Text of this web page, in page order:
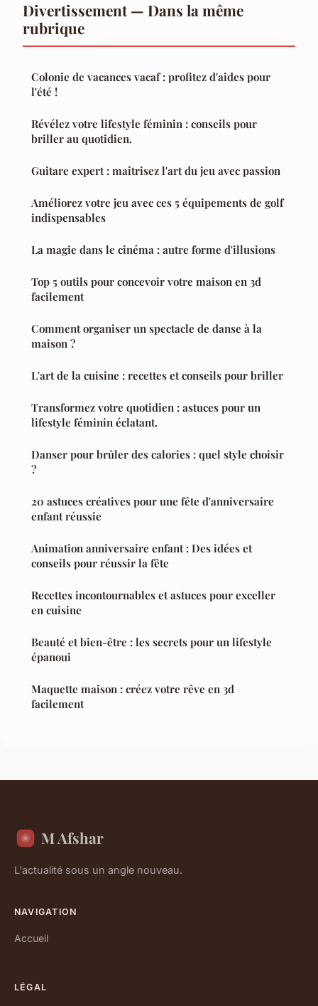
Divertissement — Dans la même
rubrique
Colonie de vacances vacaf : profitez d'aides pour
l'été !
Révélez votre lifestyle féminin : conseils pour
briller au quotidien.
Guitare expert : maîtrisez l'art du jeu avec passion
Améliorez votre jeu avec ces 5 équipements de golf
indispensables
La magie dans le cinéma : autre forme d'illusions
Top 5 outils pour concevoir votre maison en 3d
facilement
Comment organiser un spectacle de danse à la
maison ?
L'art de la cuisine : recettes et conseils pour briller
Transformez votre quotidien : astuces pour un
lifestyle féminin éclatant.
Danser pour brûler des calories : quel style choisir
?
20 astuces créatives pour une fête d'anniversaire
enfant réussie
Animation anniversaire enfant : Des idées et
conseils pour réussir la fête
Recettes incontournables et astuces pour exceller
en cuisine
Beauté et bien-être : les secrets pour un lifestyle
épanoui
Maquette maison : créez votre rêve en 3d
facilement
M Afshar
L'actualité sous un angle nouveau.
NAVIGATION
Accueil
LÉGAL